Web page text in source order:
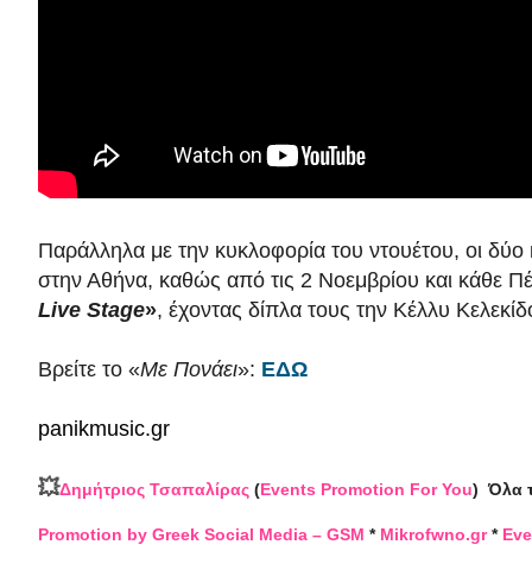
Παράλληλα με την κυκλοφορία του ντουέτου, οι δύο
στην Αθήνα, καθώς από τις 2 Νοεμβρίου και κάθε
Live Stage», έχοντας δίπλα τους την Κέλλυ
Βρείτε το «Με Πονάει»: ΕΔΩ
panikmusic.gr
💥Δημήτριος Τσαπαλίρας (Events Promotion For You) Όλα
Promotion by Greek Social Media – GSM * Mikrofwno.gr*